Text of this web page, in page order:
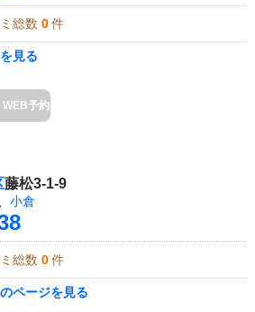
総数 0 件
見る
WEB予約
藤松3-1-9
小倉
総数 0 件
ページを見る